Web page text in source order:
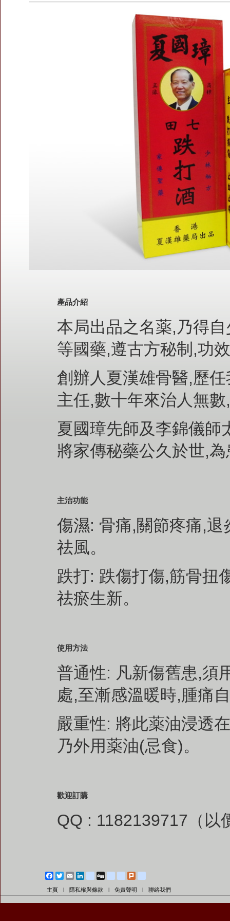
產品介紹
本局出品之名薬,乃得
等國藥,遵古方秘制,功
創辦人夏漢雄骨醫,歷
主任,數十年來治人無
夏國璋先師及李錦儀師
將家傳秘藥公久於世,
主治功能
傷濕: 骨痛,關節疼痛,
祛風。
跌打: 跌傷打傷,筋骨扭
祛瘀生新。
使用方法
普通性: 凡新傷舊患,須
處,至漸感溫暖時,腫痛
嚴重性: 將此薬油浸透
乃外用薬油(忌食)。
歡迎訂購
QQ : 1182139717（以
Facebook
TwitterEmail LinkedInblogger_post
diglogfriendfeed
主頁 隱私權與條款 免責聲明 聯絡我們